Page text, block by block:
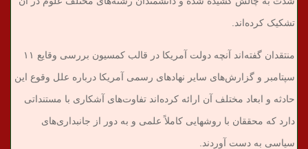
تشکیک کرده‌اند.
منتقدان گفته‌اند آنچه دولت آمریکا در قالب کمسیون بررسی وقایع ۱۱
سپتامبر و گزارش‌های سایر نهادهای رسمی آمریکا درباره علل وقوع این
حادثه و ابعاد مختلف آن ارائه کرده‌اند تفاوت‌های آشکاری با مستنداتی
دارد که محققان با روشهایی کاملاً علمی و به دور از جانبداری‌های
سیاسی به دست آوردند.